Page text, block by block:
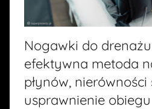
Nogawki do
efektywna metoda
płynów,
usprawnienie